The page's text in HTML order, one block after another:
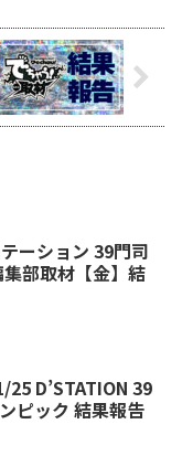
テーション 39門司
部取材【金】結
25 D’STATION 39
ピック 結果報告